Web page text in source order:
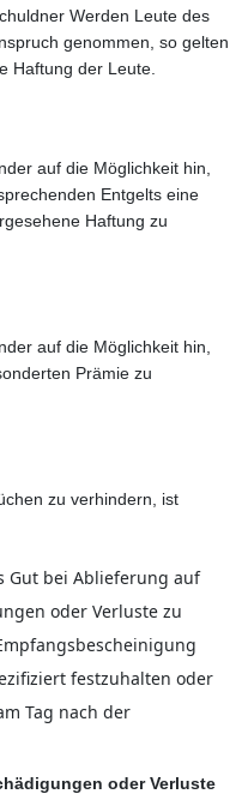
Werden Leute des
genommen, so gelten
Haftung der Leute.
auf die Möglichkeit hin,
Entgelts eine
Haftung zu
auf die Möglichkeit hin,
Prämie zu
zu verhindern, ist
Gut bei Ablieferung auf
oder Verluste zu
festzuhalten oder
Tag nach der
oder Verluste